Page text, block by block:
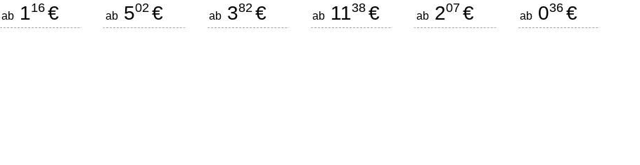
ab 116 € ab502 € ab382 € ab 1138 € ab207 € ab036 €